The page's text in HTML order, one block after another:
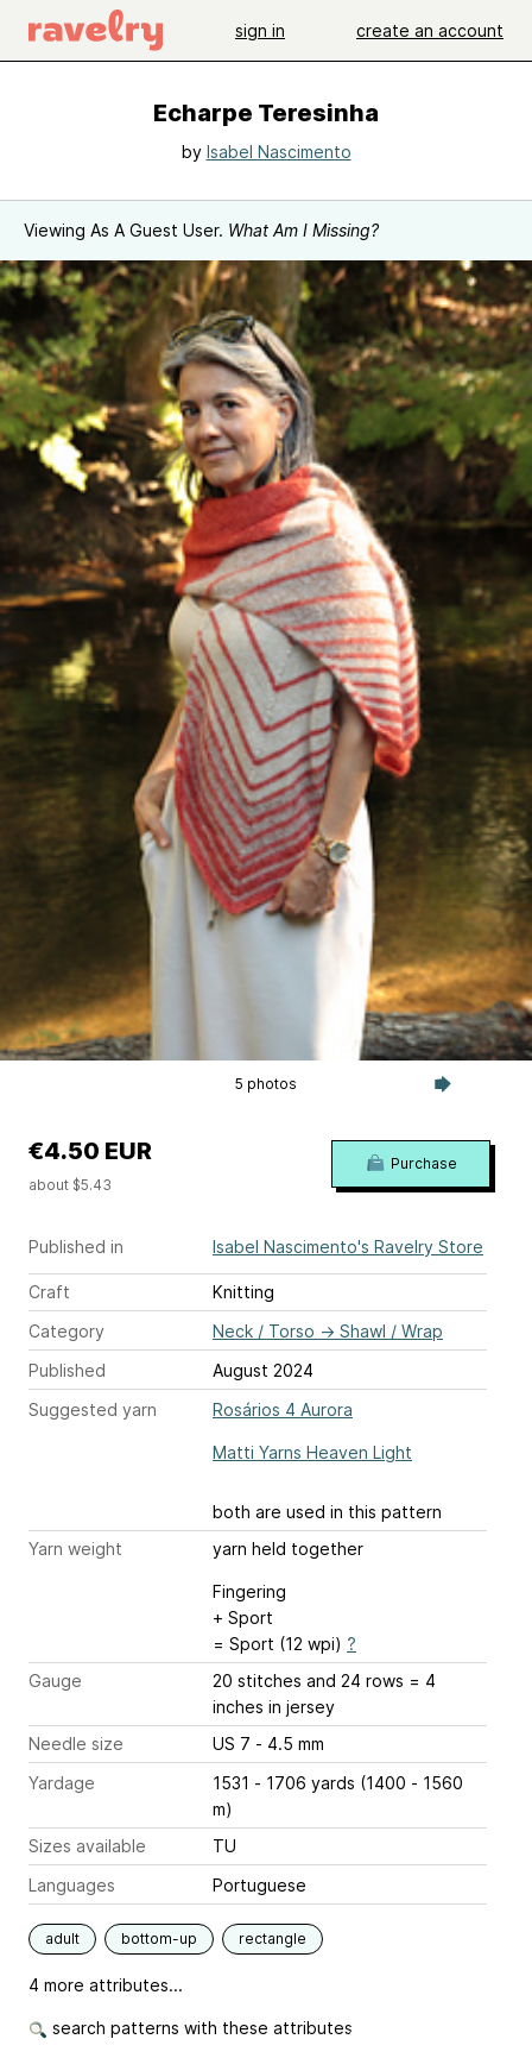
sign in create an account
Echarpe Teresinha
by Isabel Nascimento
Viewing As A Guest User. What Am I Missing?
5 photos
Published in Isabel Nascimento's Ravelry Store
Craft
Knitting
Category
Neck / Torso → Shawl / Wrap
Published
August 2024
Suggested yarn
Rosários 4 Aurora
Matti Yarns Heaven Light
both are used in this pattern
Yarn weight
yarn held together
Fingering
+ Sport
= Sport (12 wpi) ?
Gauge
20 stitches and 24 rows = 4
inches in jersey
Needle size
US 7 - 4.5 mm
Yardage
1531 - 1706 yards (1400 - 1560
m)
Sizes available
TU
Languages
Portuguese
adult bottom-up rectangle
4 more attributes...
search patterns with these attributes
€4.50 EUR
about $5.43
Purchase